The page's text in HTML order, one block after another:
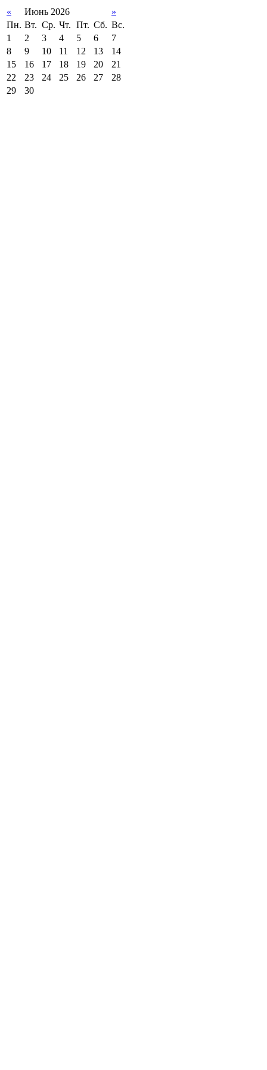
« Июнь 2026
»
Пн. Вт. Ср. Чт. Пт. Сб. Вс.
1
2 3 4 5 6
7
8
9 10 11 12 13
14
15
16 17 18 19 20
21
22
23 24 25 26 27
28
29
30